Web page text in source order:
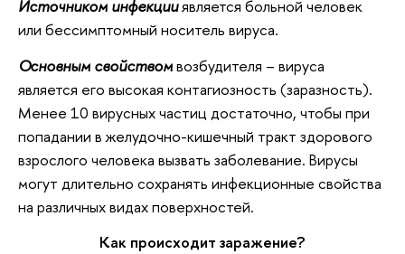
Источником инфекцииявляется больной человек
или бессимптомный носитель вируса.
Основным свойствомвозбудителя – вируса
является его высокая контагиозность (заразность).
Менее 10 вирусных частиц достаточно, чтобы при
попадании в желудочно-кишечный тракт здорового
взрослого человека вызвать заболевание. Вирусы
могут длительно сохранять инфекционные свойства
на различных видах поверхностей.
Как происходит заражение?